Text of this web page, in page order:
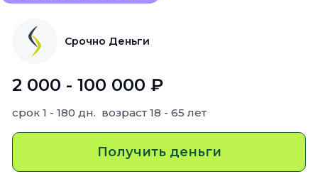
Срочно Деньги
2 000 - 100 000 ₽
срок 1 - 180 дн. возраст 18 - 65 лет
Получить деньги